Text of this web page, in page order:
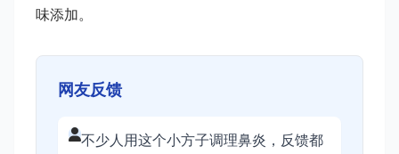
味添加。
网友反馈
不少人用这个小方子调理鼻炎，反馈都